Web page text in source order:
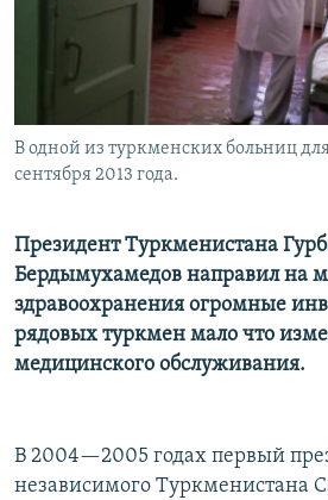
В одной из туркменских больниц
сентября 2013 года.
Президент Туркменистана
Бердымухамедов направил на
здравоохранения огромные
рядовых туркмен мало что
медицинского обслуживания.
В 2004—2005 годах первый
независимого Туркменистана